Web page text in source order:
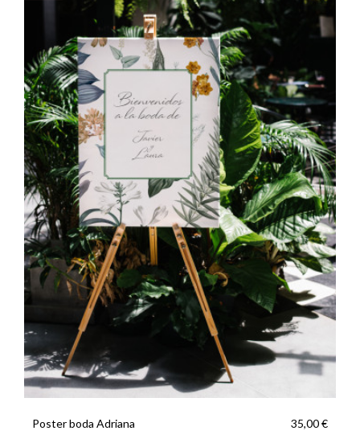
Poster boda Adriana 35,00 €